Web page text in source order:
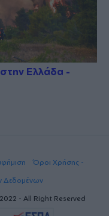
Ελλάδα -
Όροι Χρήσης -
Δεδομένων
- All Right Reserved